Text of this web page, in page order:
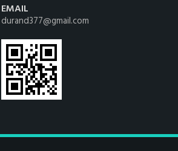
EMAIL
durand377@gmail.com